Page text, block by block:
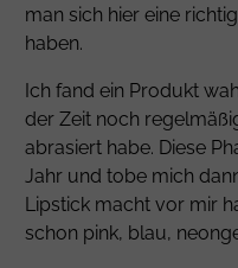
man sich hier eine
haben.
Ich fand ein Produkt
der Zeit noch
abrasiert habe. Diese
Jahr und tobe mich
Lipstick macht vor mir
schon pink, blau,